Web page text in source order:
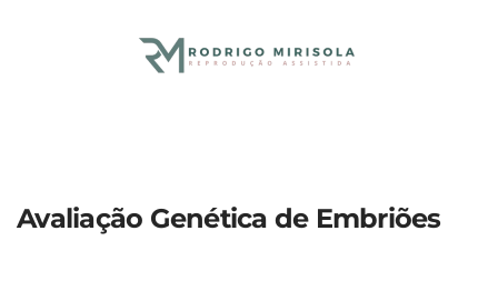
Skip to main content
Avaliação Genética de Embriões